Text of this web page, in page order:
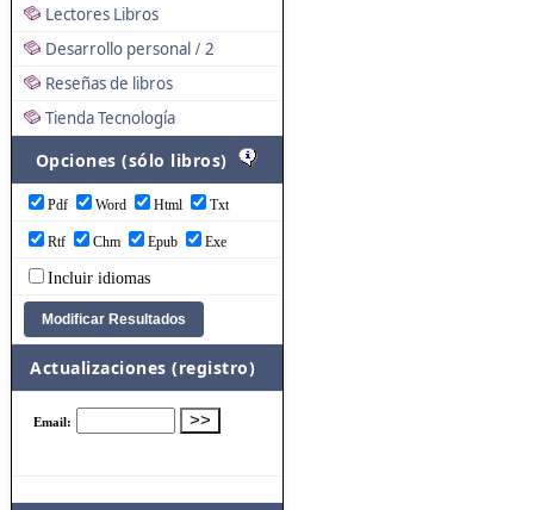
Lectores Libros
Desarrollo personal / 2
Reseñas de libros
Tienda Tecnología
Opciones (sólo libros)
Pdf Word Html Txt
Rtf Chm Epub Exe
Incluir idiomas
Actualizaciones (registro)